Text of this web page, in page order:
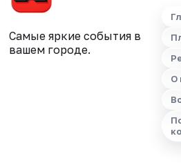
Самые яркие события в
вашем городе.
О